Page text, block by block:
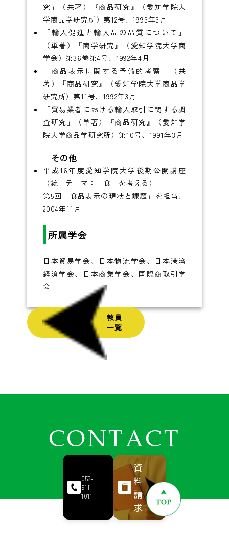
究」（共著）『商品研究』（愛知学院大
学商品学研究所）第12号、1993年3月
「輸入促進と輸入品の品質について」
（単著）『商学研究』（愛知学院大学商
学会）第36巻第4号、1992年4月
「商品表示に関する予備的考察」（共
著）『商品研究』（愛知学院大学商品学
研究所）第11号、1992年3月
「貿易業者における輸入取引に関する調
査研究」（単著）『商品研究』（愛知学
院大学商品学研究所）第10号、1991年3月
その他
平成16年度愛知学院大学後期公開講座
（統一テーマ：「食」を考える）
第5回「食品表示の現状と課題」を担当、
2004年11月
所属学会
日本貿易学会、日本物流学会、日本港湾
経済学会、日本商業学会、国際商取引学
会
教員
一覧
CONTACT
052-
911-
1011
資
料
請
求